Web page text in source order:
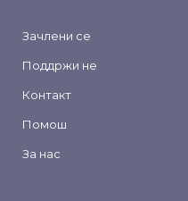
Зачлени се
Поддржи не
Контакт
Помош
За нас